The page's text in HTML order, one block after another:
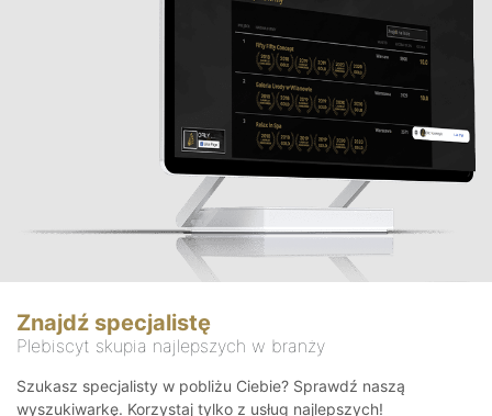
Znajdź specjalistę
Plebiscyt skupia najlepszych w branży
Szukasz specjalisty w pobliżu Ciebie? Sprawdź naszą
wyszukiwarkę. Korzystaj tylko z usług najlepszych!